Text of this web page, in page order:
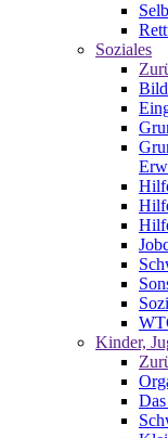
Soziales
Kinder,